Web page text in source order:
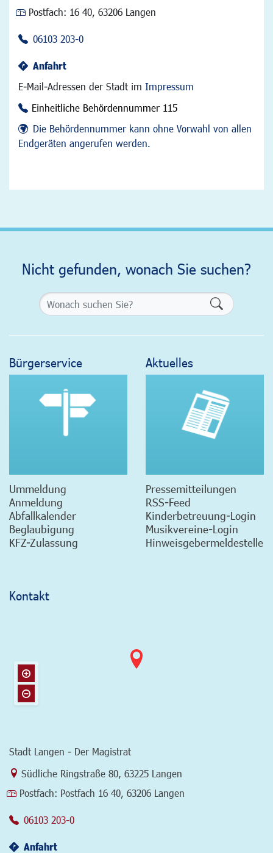
Postfach: 16 40, 63206 Langen
06103 203-0
Anfahrt
E-Mail-Adressen der Stadt im Impressum
Einheitliche Behördennummer 115
Die Behördennummer kann ohne Vorwahl von allen
Endgeräten angerufen werden.
Nicht gefunden, wonach Sie suchen?
Bürgerservice
Ummeldung
Anmeldung
Abfallkalender
Beglaubigung
KFZ-Zulassung
Aktuelles
Pressemitteilungen
RSS-Feed
Kinderbetreuung-Login
Musikvereine-Login
Hinweisgebermeldestelle
Kontakt
Stadt Langen - Der Magistrat
Link zur Google-Maps Navigation
Südliche Ringstraße 80 63225 Langen
Postfach: Postfach 16 40, 63206 Langen
06103 203-0
Anfahrt